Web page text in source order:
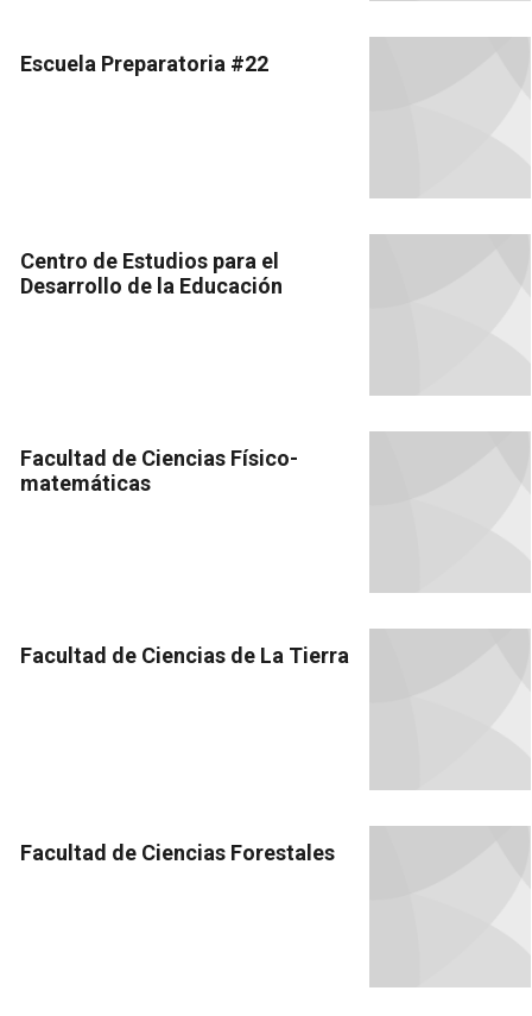
Escuela Preparatoria #22
Centro de Estudios para el
Desarrollo de la Educación
Facultad de Ciencias Físico-
matemáticas
Facultad de Ciencias de La Tierra
Facultad de Ciencias Forestales